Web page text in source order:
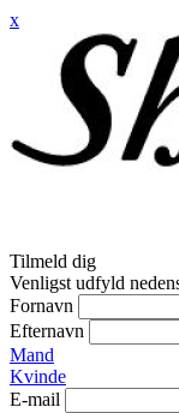
x
Tilmeld dig
Venligst udfyld
Fornavn
Efternavn
Mand
Kvinde
E-mail